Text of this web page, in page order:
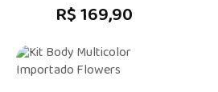
R$ 169,90